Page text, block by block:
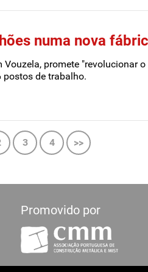
numa nova
Vouzela, promete "revolucionar
de trabalho.
3 4 >>
Promovido por